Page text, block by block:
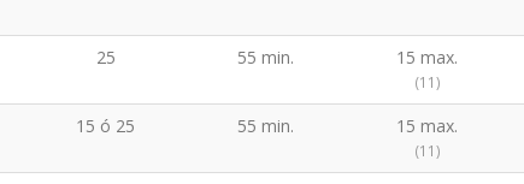
25 55 min. 15 max.
(11)
15 ó 25 55 min. 15 max.
(11)